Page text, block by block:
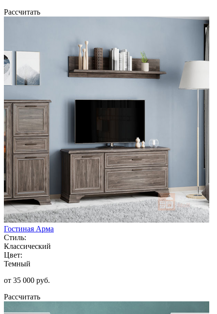
Рассчитать
Гостиная Арма
Стиль:
Классический
Цвет:
Темный
от 35 000 руб.
Рассчитать